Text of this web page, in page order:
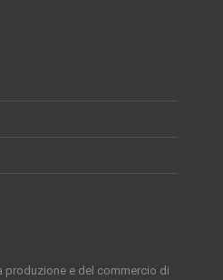
produzione e del commercio di